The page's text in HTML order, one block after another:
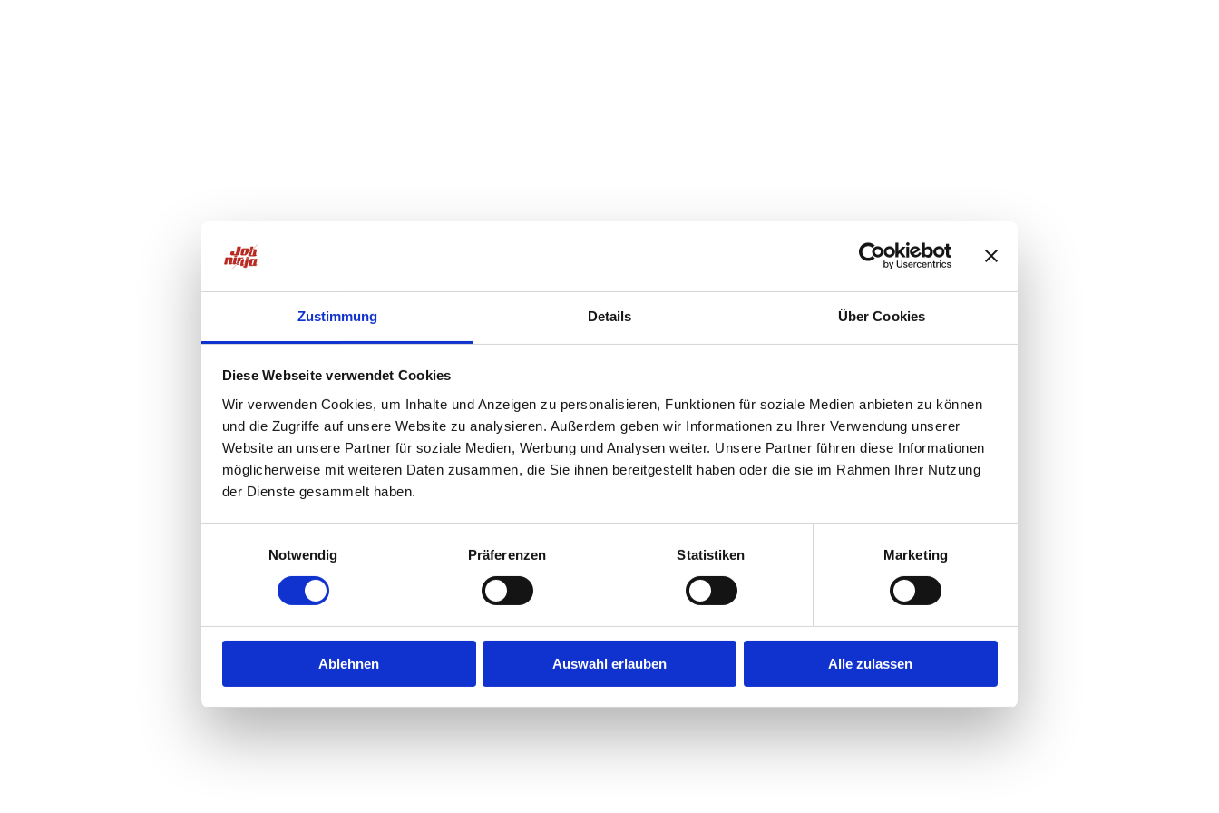
Zustimmung Details Über Cookies
Diese Webseite verwendet Cookies
Wir verwenden Cookies, um Inhalte und Anzeigen zu personalisieren, Funktionen für soziale Medien anbieten zu können
und die Zugriffe auf unsere Website zu analysieren. Außerdem geben wir Informationen zu Ihrer Verwendung unserer
Website an unsere Partner für soziale Medien, Werbung und Analysen weiter. Unsere Partner führen diese Informationen
möglicherweise mit weiteren Daten zusammen, die Sie ihnen bereitgestellt haben oder die sie im Rahmen Ihrer Nutzung
der Dienste gesammelt haben.
Notwendig
Präferenzen Statistiken Marketing
Ablehnen Auswahl erlauben Alle zulassen
Application error: aclient-side exception has occurred while loadingjobninja.com(see the browser consolefor more information).